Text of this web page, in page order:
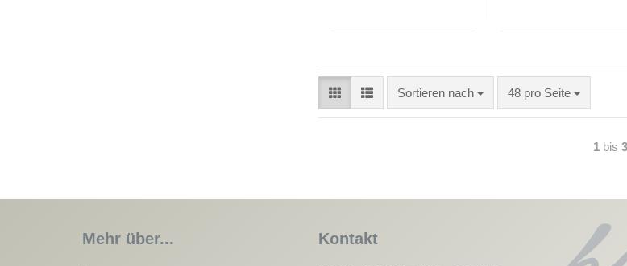
Sortieren nach 48 pro Seite
1bis 3
Mehr über... Kontakt